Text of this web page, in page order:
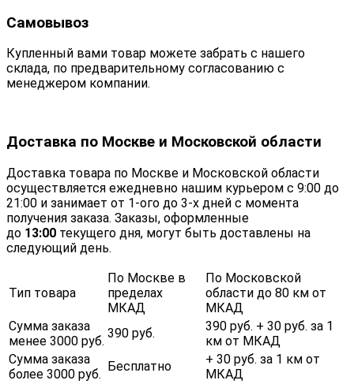
Самовывоз
Купленный вами товар можете забрать с нашего
склада, по предварительному согласованию с
менеджером компании.
Доставка по Москве и Московской области
Доставка товара по Москве и Московской области
осуществляется ежедневно нашим курьером с 9:00 до
21:00 и занимает от 1-ого до 3-х дней с момента
получения заказа. Заказы, оформленные
до 13:00 текущего дня, могут быть доставлены на
следующий день.
Тип товара
По Москве в
пределах
МКАД
По Московской
области до 80 км от
МКАД
Сумма заказа
менее 3000 руб.
390 руб.
390 руб. + 30 руб. за 1
км от МКАД
Сумма заказа
более 3000 руб.
Бесплатно
+ 30 руб. за 1 км от
МКАД